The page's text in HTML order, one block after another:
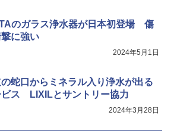
のガラス浄水器が日本初登場 傷
に強い
2024年5月1日
蛇口からミネラル入り浄水が出る
ビス LIXILとサントリー協力
2024年3月28日